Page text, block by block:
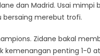
dan Madrid. Usai
merebut trofi.
Zidane bakal
penting 1-0